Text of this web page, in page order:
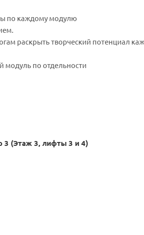
по каждому модулю
раскрыть творческий потенциал
модуль по отдельности
3 (Этаж 3, лифты 3 и 4)